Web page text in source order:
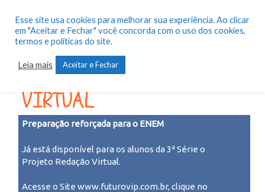
Preparação reforçada para o ENEM
Já está disponível para os alunos da 3ª Série o
Projeto Redação Virtual.
Acesse o Site www.futurovip.com.br, clique no
PROJETO REDAÇÃO
VIRTUAL
Esse site usa cookies para melhorar sua experiência. Ao clicar
em "Aceitar e Fechar" você concorda com o uso dos cookies,
termos e políticas do site.
Leia mais Aceitar e Fechar